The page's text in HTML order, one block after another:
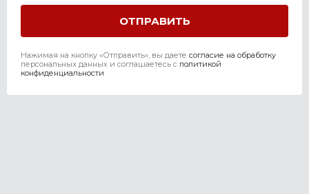
Нажимая на кнопку «Отправить», вы даете согласие на обработку
персональных данных и соглашаетесь c политикой
конфиденциальности